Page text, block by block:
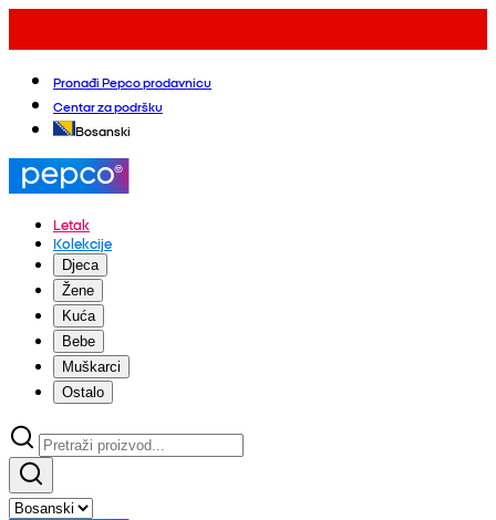
Pronađi Pepco prodavnicu
Centar za podršku
Bosanski
Letak
Kolekcije
Djeca
Žene
Kuća
Bebe
Muškarci
Ostalo